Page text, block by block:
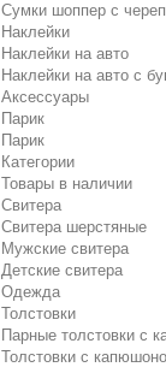
Сумки шоппер с
Наклейки
Наклейки на авто
Наклейки на авто с
Аксессуары
Парик
Парик
Категории
Товары в наличии
Свитера
Свитера шерстяные
Мужские свитера
Детские свитера
Одежда
Толстовки
Парные толстовки с
Толстовки с